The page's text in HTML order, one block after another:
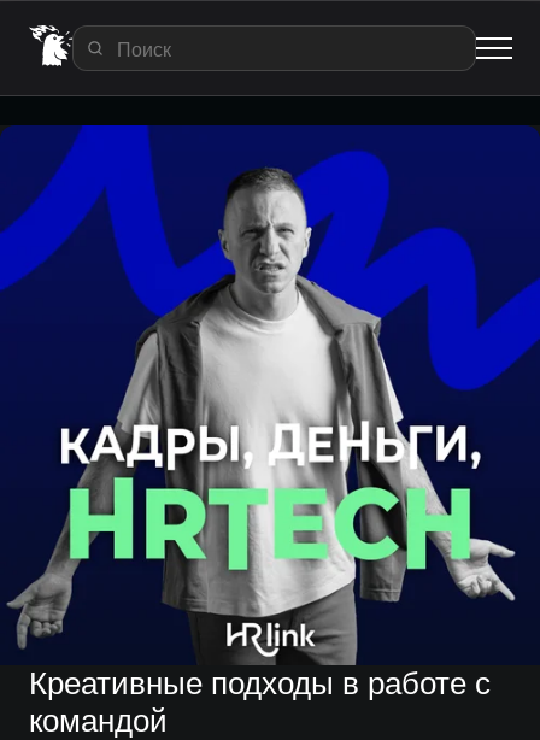
Креативные подходы в работе с
командой